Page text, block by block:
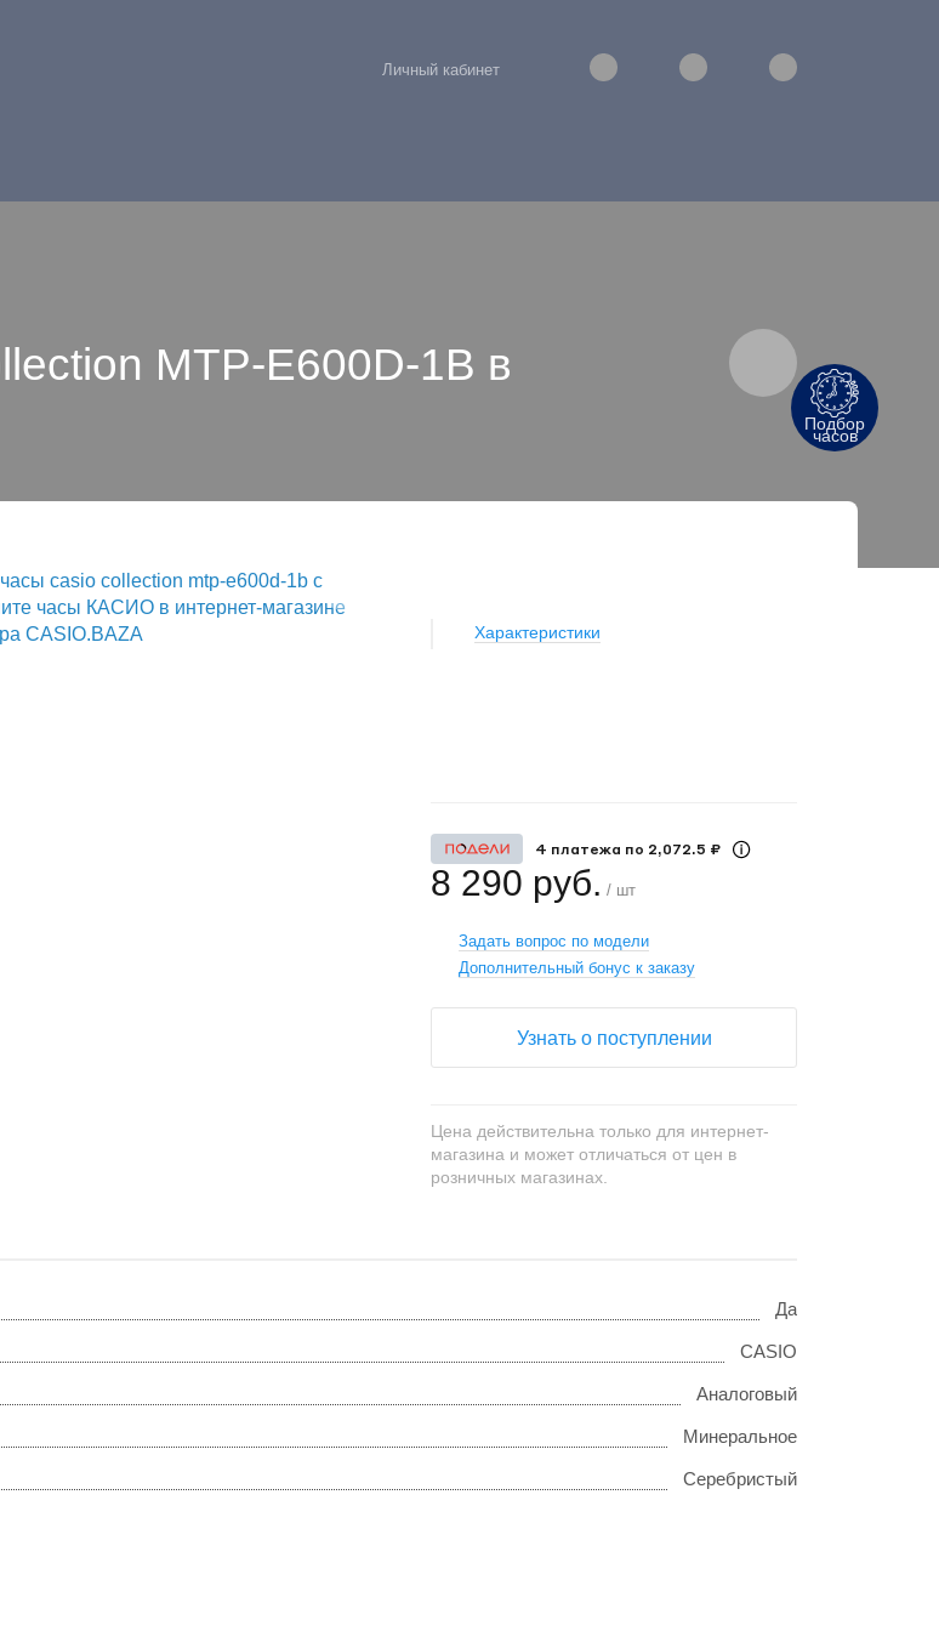
Личный кабинет
MTP-E600D-1B в
Характеристики
4 платежа по 2,072.5 ₽
8 290 руб. / шт
Задать вопрос по модели
Дополнительный бонус к заказу
Узнать о поступлении
Цена действительна только для интернет-
магазина и может отличаться от цен в
розничных магазинах.
Да
CASIO
Аналоговый
Минеральное
Серебристый
Подбор
часов